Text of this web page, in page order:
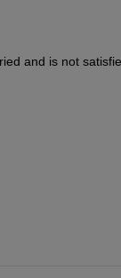
and is not